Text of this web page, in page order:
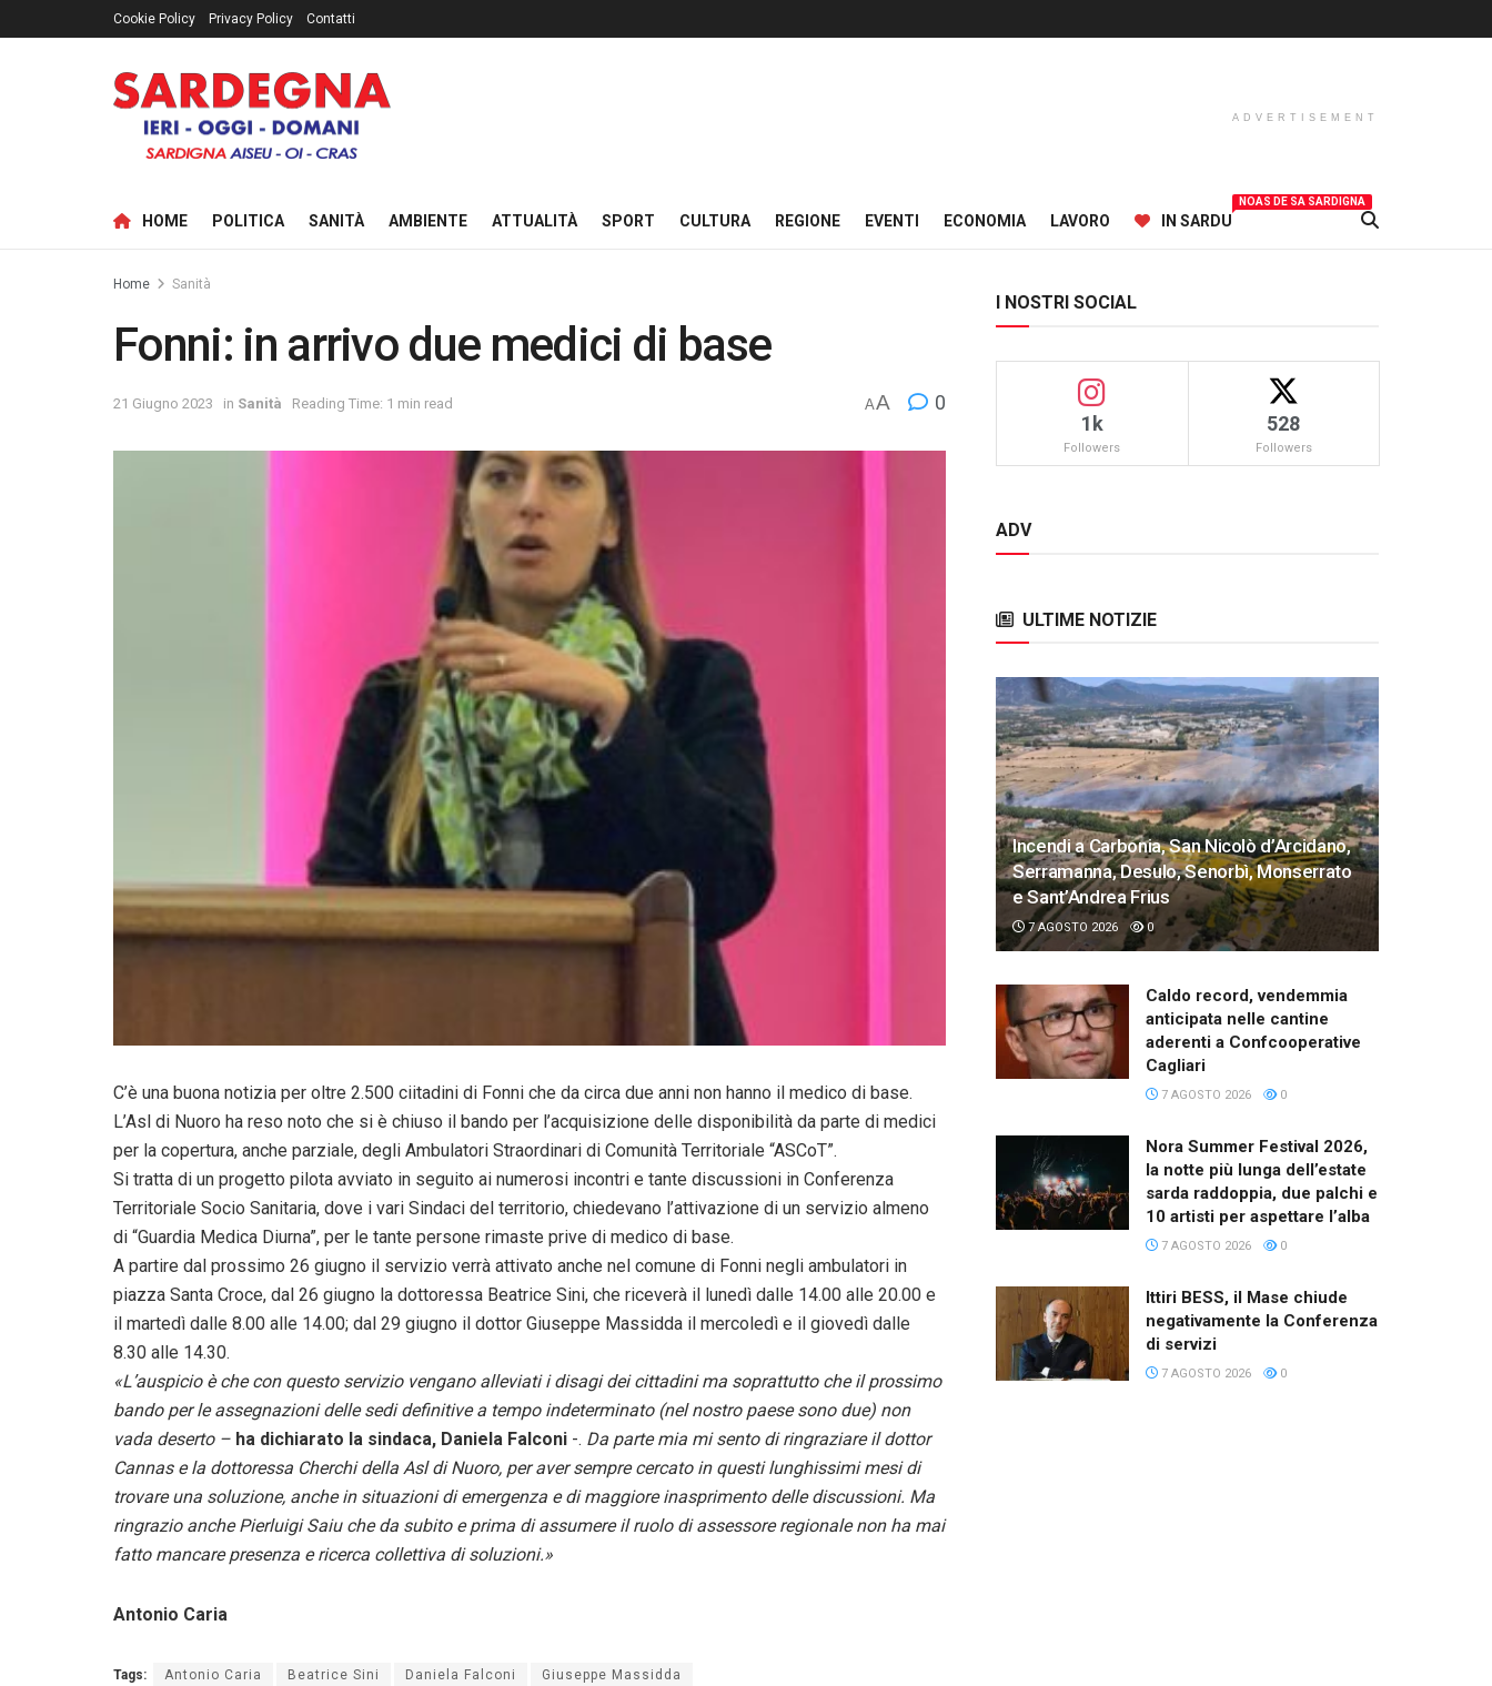
Cookie Policy Privacy Policy Contatti
ADVERTISEMENT
HOME POLITICA SANITÀ AMBIENTE ATTUALITÀ SPORT CULTURA REGIONE EVENTI ECONOMIA LAVORO IN SARDU
NOAS DE SA SARDIGNA
Home Sanità
Fonni: in arrivo due medici di base
21 Giugno 2023 in Sanità Reading Time: 1 min read AA 0
C’è una buona notizia per oltre 2.500 ciitadini di Fonni che da circa due anni non hanno il medico di base.
L’Asl di Nuoro ha reso noto che si è chiuso il bando per l’acquisizione delle disponibilità da parte di medici
per la copertura, anche parziale, degli Ambulatori Straordinari di Comunità Territoriale “ASCoT”.
Si tratta di un progetto pilota avviato in seguito ai numerosi incontri e tante discussioni in Conferenza
Territoriale Socio Sanitaria, dove i vari Sindaci del territorio, chiedevano l’attivazione di un servizio almeno
di “Guardia Medica Diurna”, per le tante persone rimaste prive di medico di base.
A partire dal prossimo 26 giugno il servizio verrà attivato anche nel comune di Fonni negli ambulatori in
piazza Santa Croce, dal 26 giugno la dottoressa Beatrice Sini, che riceverà il lunedì dalle 14.00 alle 20.00 e
il martedì dalle 8.00 alle 14.00; dal 29 giugno il dottor Giuseppe Massidda il mercoledì e il giovedì dalle
8.30 alle 14.30.
«L’auspicio è che con questo servizio vengano alleviati i disagi dei cittadini ma soprattutto che il prossimo
bando per le assegnazioni delle sedi definitive a tempo indeterminato (nel nostro paese sono due) non
vada deserto – ha dichiarato la sindaca, Daniela Falconi -. Da parte mia mi sento di ringraziare il dottor
Cannas e la dottoressa Cherchi della Asl di Nuoro, per aver sempre cercato in questi lunghissimi mesi di
trovare una soluzione, anche in situazioni di emergenza e di maggiore inasprimento delle discussioni. Ma
ringrazio anche Pierluigi Saiu che da subito e prima di assumere il ruolo di assessore regionale non ha mai
fatto mancare presenza e ricerca collettiva di soluzioni.»
Antonio Caria
Tags: Antonio Caria Beatrice Sini Daniela Falconi Giuseppe Massidda
I NOSTRI SOCIAL
1k
Followers
528
Followers
ADV
ULTIME NOTIZIE
Incendi a Carbonia, San Nicolò d’Arcidano,
Serramanna, Desulo, Senorbì, Monserrato
e Sant’Andrea Frius
7 AGOSTO 2026 0
Caldo record, vendemmia
anticipata nelle cantine
aderenti a Confcooperative
Cagliari
7 AGOSTO 2026 0
Nora Summer Festival 2026,
la notte più lunga dell’estate
sarda raddoppia, due palchi e
10 artisti per aspettare l’alba
7 AGOSTO 2026 0
Ittiri BESS, il Mase chiude
negativamente la Conferenza
di servizi
7 AGOSTO 2026 0